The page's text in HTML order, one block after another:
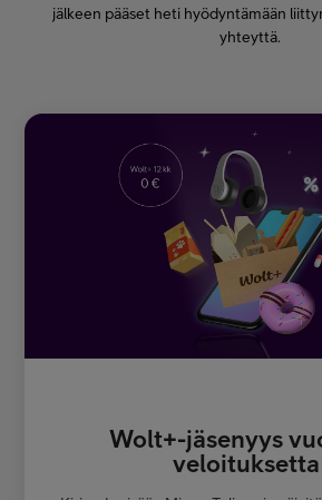
jälkeen pääset heti hyödyntämään
yhteyttä.
Wolt+-jäsenyys